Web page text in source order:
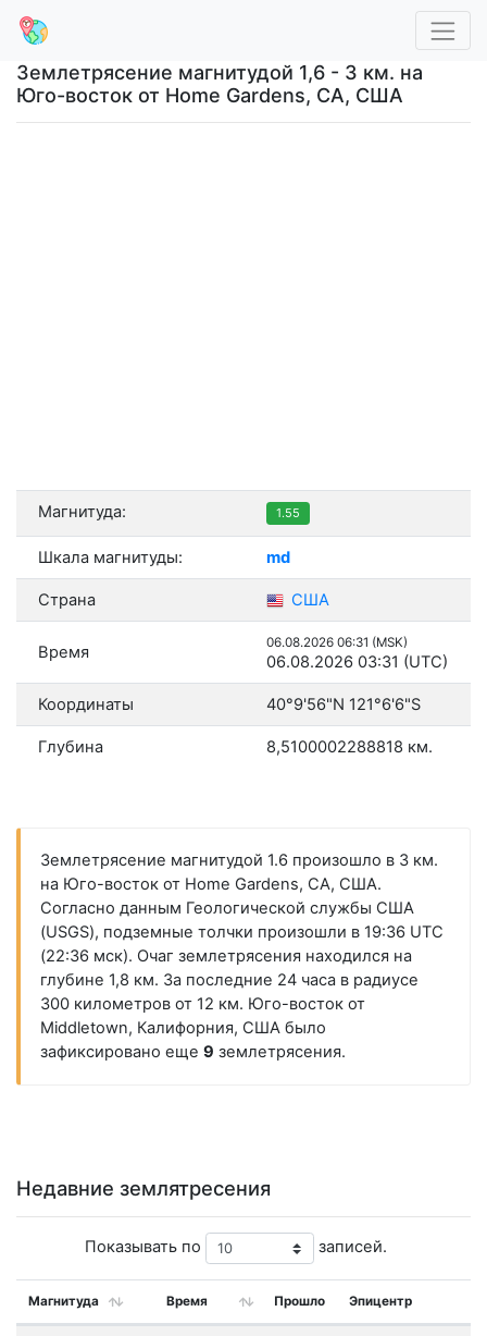
Землетрясение магнитудой 1,6 - 3 км. на
Юго-восток от Home Gardens, CA, США
Магнитуда: 1.55
Шкала магнитуды: md
Страна США
Время 06.08.2026 06:31 (MSK)
06.08.2026 03:31 (UTC)
Координаты 40°9'56"N 121°6'6"S
Глубина 8,5100002288818 км.
Землетрясение магнитудой 1.6 произошло в 3 км.
на Юго-восток от Home Gardens, CA, США.
Согласно данным Геологической службы США
(USGS), подземные толчки произошли в 19:36 UTC
(22:36 мск). Очаг землетрясения находился на
глубине 1,8 км. За последние 24 часа в радиусе
300 километров от 12 км. Юго-восток от
Middletown, Калифорния, США было
зафиксировано еще 9 землетрясения.
Недавние землятресения
Показывать по записей.
Магнитуда Время Прошло Эпицентр